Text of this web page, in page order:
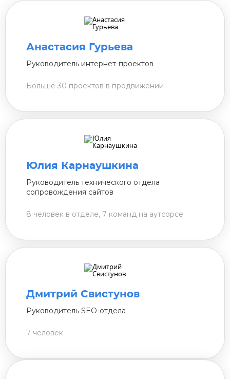
Анастасия Гурьева
Руководитель интернет-проектов
Больше 30 проектов в продвижении
Юлия Карнаушкина
Руководитель технического отдела
сопровождения сайтов
8 человек в отделе, 7 команд на аутсорсе
Дмитрий Свистунов
Руководитель SEO-отдела
7 человек